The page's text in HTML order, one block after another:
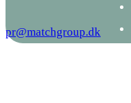
pr@matchgroup.dk